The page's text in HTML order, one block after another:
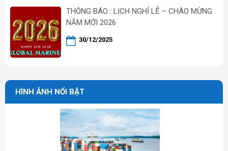
THÔNG BÁO : LỊCH NGHỈ LỄ – CHÀO MỪNG
NĂM MỚI 2026
30/12/2025
HÌNH ẢNH NỔI BẬT